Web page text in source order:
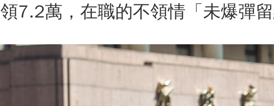
領7.2萬，在職的不領情「未爆彈留